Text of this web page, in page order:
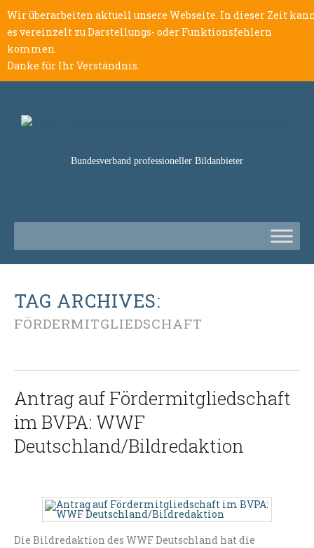
Wir überarbeiten aktuell unsere Webseite. In dieser Zeit
es vereinzelt zu Darstellungs- oder Funktionsfehlern
kommen.
Danke für Ihr Verständnis.
Bundesverband professioneller Bildanbieter
TAG ARCHIVES:
FÖRDERMITGLIEDSCHAFT
Antrag auf Fördermitgliedschaft
im BVPA: WWF
Deutschland/Bildredaktion
Die Bildredaktion des WWF Deutschland hat die